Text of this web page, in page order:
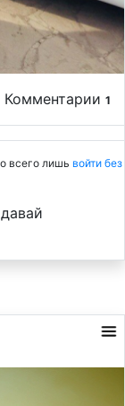
Комментарии 1
всего лишь войти без